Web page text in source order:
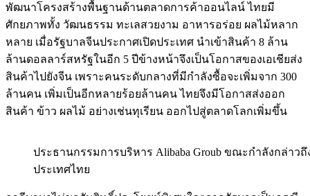
พัฒนาโครงสร้างพื้นฐานด้านตลาดการค้าออนไลน์ ไทยมี
ศักยภาพทั้ง วัฒนธรรม ทะเลสวยงาม อาหารอร่อย ผลไม้หลาก
หลาย เมื่อรัฐบาลจีนประกาศเปิดประเทศ นำเข้าสินค้า 8 ล้าน
ล้านดอลลาร์สหรัฐในอีก 5 ปีข้างหน้าจึงเป็นโอกาสของเอเชียส่ง
สินค้าไปยังจีน เพราะคนระดับกลางที่มีกำลังซื้อจะเพิ่มจาก 300
ล้านคน เพิ่มเป็นอีกหลายร้อยล้านคน ไทยจึงมีโอกาสส่งออก
สินค้า ข้าว ผลไม้ อย่างเช่นทุเรียน ออกไปสู่ตลาดโลกเพิ่มขึ้น
ประธานกรรมการบริหาร Alibaba Groub ขณะกำลังกล่า
ประเทศไทย